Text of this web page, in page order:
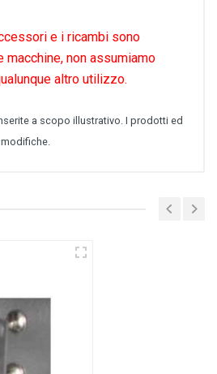
e i ricambi sono
macchine, non assumiamo
altro utilizzo.
a scopo illustrativo. I prodotti ed